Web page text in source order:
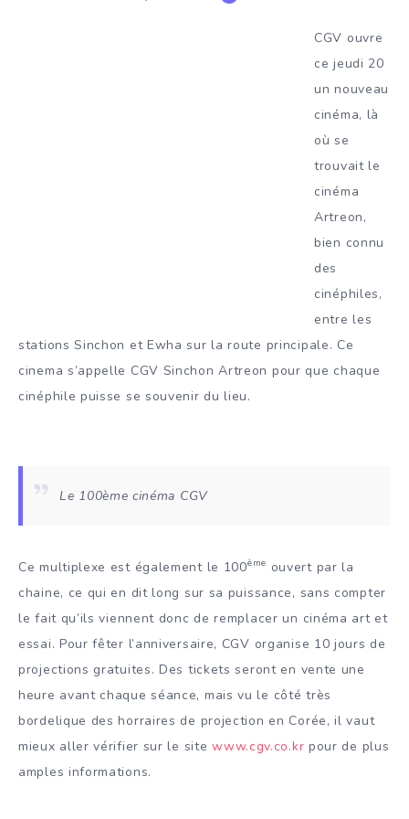
CGV ouvre
ce jeudi 20
un nouveau
cinéma, là
où se
trouvait le
cinéma
Artreon,
bien connu
des
cinéphiles,
entre les
stations Sinchon et Ewha sur la route principale. Ce
cinema s’appelle CGV Sinchon Artreon pour que chaque
cinéphile puisse se souvenir du lieu.
Le 100ème cinéma CGV
Ce multiplexe est également le 100ème ouvert par la
chaine, ce qui en dit long sur sa puissance, sans compter
le fait qu’ils viennent donc de remplacer un cinéma art et
essai. Pour fêter l’anniversaire, CGV organise 10 jours de
projections gratuites. Des tickets seront en vente une
heure avant chaque séance, mais vu le côté très
bordelique des horraires de projection en Corée, il vaut
mieux aller vérifier sur le sitewww.cgv.co.kr pour de plus
amples informations.